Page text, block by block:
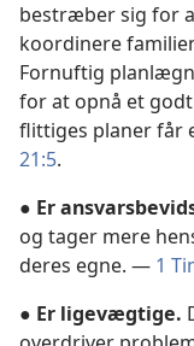
bestræber sig for
koordinere
Fornuftig
for at opnå et
flittiges planer får
21:5.
● Er
og tager mere
deres egne. — 1
● Er ligevægtige.